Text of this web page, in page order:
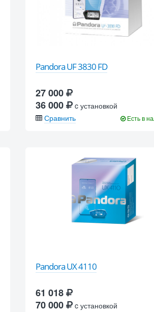
Pandora UF 3830 FD
27 000
36 000
c установкой
Сравнить
Есть в
Pandora UX 4110
61 018
70 000
c установкой